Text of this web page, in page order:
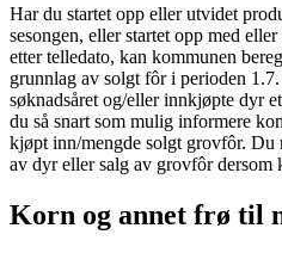
Har du startet opp eller utvidet
sesongen, eller startet opp med
etter telledato, kan kommunen
grunnlag av solgt fôr i perioden
søknadsåret og/eller innkjøpte dyr
du så snart som mulig informere
kjøpt inn/mengde solgt grovfôr. Du
av dyr eller salg av grovfôr dersom
Korn og annet frø til